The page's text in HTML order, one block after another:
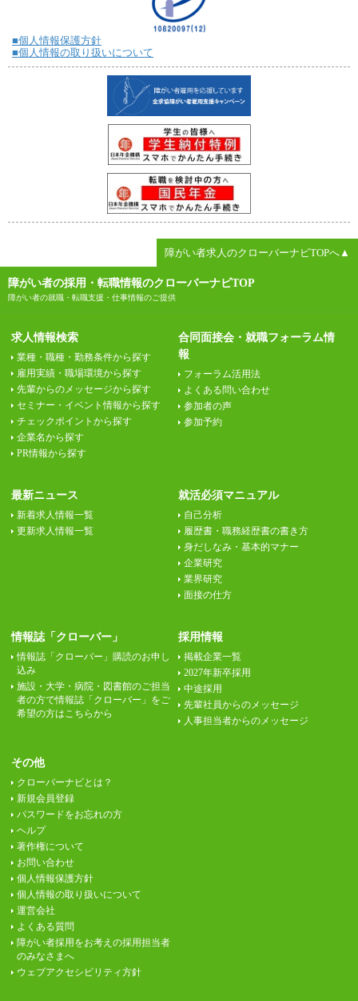
■個人情報保護方針
■個人情報の取り扱いについて
障がい者求人のクローバーナビTOPへ▲
障がい者の採用・転職情報のクローバーナビTOP
障がい者の就職・転職支援・仕事情報のご提供
求人情報検索
業種・職種・勤務条件から探す
雇用実績・職場環境から探す
先輩からのメッセージから探す
セミナー・イベント情報から探す
チェックポイントから探す
企業名から探す
PR情報から探す
合同面接会・就職フォーラム情
報
フォーラム活用法
よくある問い合わせ
参加者の声
参加予約
最新ニュース
新着求人情報一覧
更新求人情報一覧
就活必須マニュアル
自己分析
履歴書・職務経歴書の書き方
身だしなみ・基本的マナー
企業研究
業界研究
面接の仕方
情報誌「クローバー」
情報誌「クローバー」購読のお申し
込み
施設・大学・病院・図書館のご担当
者の方で情報誌「クローバー」をご
希望の方はこちらから
採用情報
掲載企業一覧
2027年新卒採用
中途採用
先輩社員からのメッセージ
人事担当者からのメッセージ
その他
クローバーナビとは？
新規会員登録
パスワードをお忘れの方
ヘルプ
著作権について
お問い合わせ
個人情報保護方針
個人情報の取り扱いについて
運営会社
よくある質問
障がい者採用をお考えの採用担当者
のみなさまへ
ウェブアクセシビリティ方針